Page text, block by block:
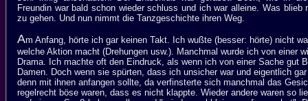
Freundin war bald schon wieder schluss und ich war alleine. Was
zu gehen. Und nun nimmt die Tanzgeschichte ihren Weg.
Am Anfang, hörte ich gar keinen Takt. Ich wußte (besser: hörte) nicht
welche Aktion macht (Drehungen usw.). Manchmal wurde ich von einer
Drama. Ich machte oft den Eindruck, als wenn ich von einer Sache gut
Damen. Doch wenn sie spürten, dass ich unsicher war und eigentlich
denn mit ihnen anfangen sollte, da verfinsterte sich manchmal das
regelrecht böse waren, dass es nicht klappte. Wieder andere waren so